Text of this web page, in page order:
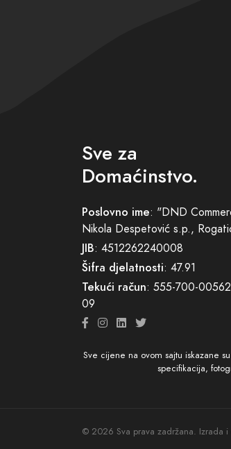
Sve za
Domaćinstvo.
Poslovno ime: "DND
Nikola Despetović s.p.,
JIB: 4512262240008
Šifra djelatnosti: 47.91
Tekući račun: 555-700-
09
Sve cijene na ovom sajtu iskazane
specifikacija,
© 2026 Sva prava zadržana. Izrada i